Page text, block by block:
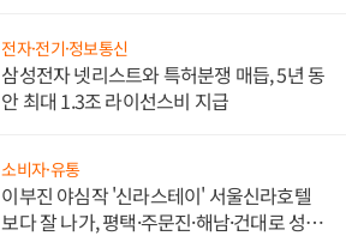
전자·전기·정보통신
삼성전자 넷리스트와 특허분쟁 매듭, 5년 동
안 최대 1.3조 라이선스비 지급
소비자·유통
이부진 야심작 '신라스테이' 서울신라호텔
보다 잘 나가, 평택·주문진·해남·건대로 성